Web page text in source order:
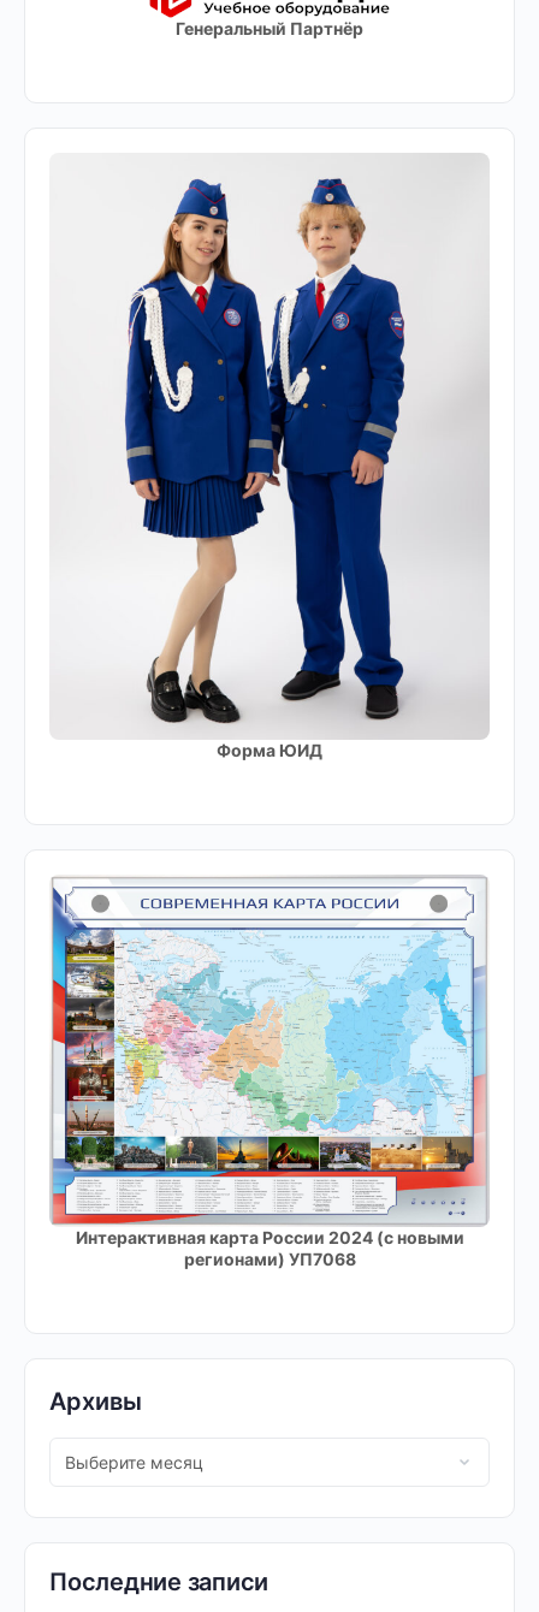
Генеральный Партнёр
Форма ЮИД
Интерактивная карта России 2024 (с новыми
регионами) УП7068
Архивы
Последние записи